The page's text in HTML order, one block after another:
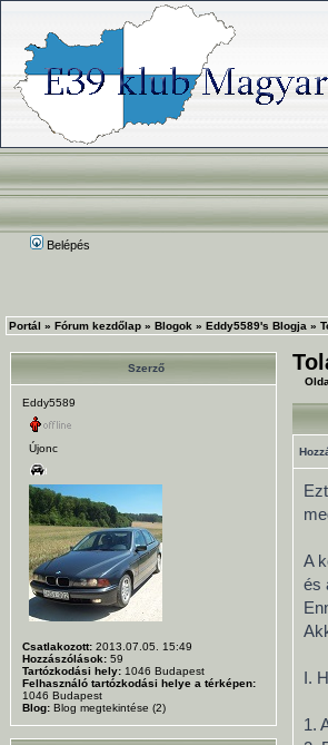
Belépés
Portál » Fórum kezdőlap » Blogok » Eddy5589's Blogja »
Szerző
Eddy5589
Újonc
Csatlakozott: 2013.07.05. 15:49
Hozzászólások: 59
Tartózkodási hely: 1046 Budapest
Felhasználó tartózkodási helye a térképen:
1046 Budapest
Blog: Blog megtekintése (2)
A
és
I.
1.